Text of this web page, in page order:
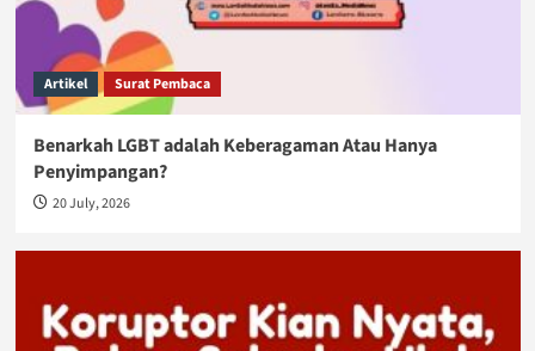
Artikel Surat Pembaca
Benarkah LGBT adalah Keberagaman Atau Hanya
Penyimpangan?
20 July, 2026